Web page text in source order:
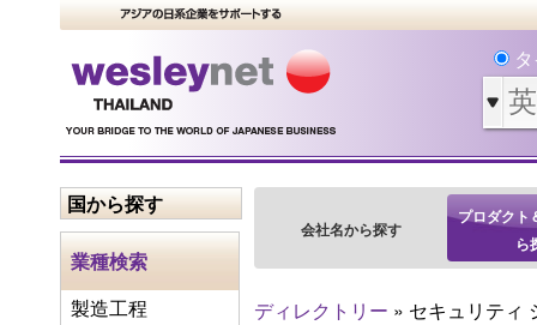
国から探す
業種検索
製造工程
会社名から探す
プロダクト
ら
ディレクトリー » セキュリティ